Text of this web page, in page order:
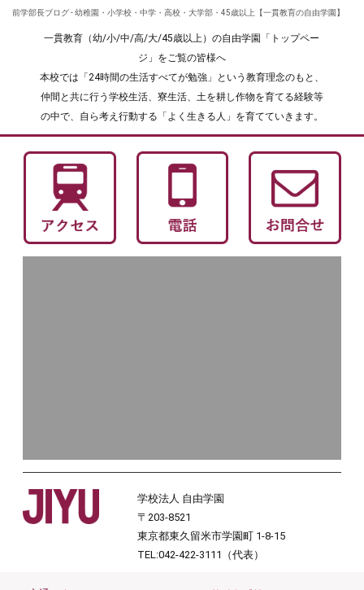
前学部長ブログ - 幼稚園・小学校・中学・高校・大学部・45歳以上【一貫教育の自由学園】
一貫教育（幼/小/中/高/大/45歳以上）の自由学園「トップペー
ジ」をご覧の皆様へ
本校では「24時間の生活すべてが勉強」という教育理念のもと、
仲間と共に行う学校生活、寮生活、土を耕し作物を育てる経験等
の中で、自ら考え行動する「よく生きる人」を育てていきます。
学校法人 自由学園
〒203-8521
東京都東久留米市学園町 1-8-15
TEL:042-422-3111（代表）